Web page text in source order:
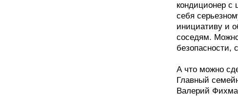
кондиционер с
себя
инициативу и
соседям.
безопасности,
А что можно
Главный
Валерий